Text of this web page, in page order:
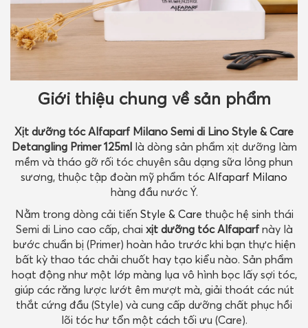
Giới thiệu chung về sản phẩm
Xịt dưỡng tóc Alfaparf Milano Semi di Lino Style & Care
Detangling Primer 125mllà dòng sản phẩm xịt dưỡng làm
mềm và tháo gỡ rối tóc chuyên sâu dạng sữa lỏng phun
sương, thuộc tập đoàn mỹ phẩm tóc Alfaparf Milano
hàng đầu nước Ý.
Nằm trong dòng cải tiến Style & Care thuộc hệ sinh thái
Semi di Lino cao cấp, chai xịt dưỡng tóc Alfaparfnày là
bước chuẩn bị (Primer) hoàn hảo trước khi bạn thực hiện
bất kỳ thao tác chải chuốt hay tạo kiểu nào. Sản phẩm
hoạt động như một lớp màng lụa vô hình bọc lấy sợi tóc,
giúp các răng lược lướt êm mượt mà, giải thoát các nút
thắt cứng đầu (Style) và cung cấp dưỡng chất phục hồi
lõi tóc hư tổn một cách tối ưu (Care).